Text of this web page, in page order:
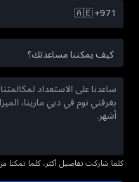
🇦🇪+971
كلما شاركت تفاصيل أكثر، كلما